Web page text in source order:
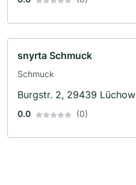
snyrta Schmuck
Schmuck
Burgstr. 2, 29439 Lüchow
0.0 (0)